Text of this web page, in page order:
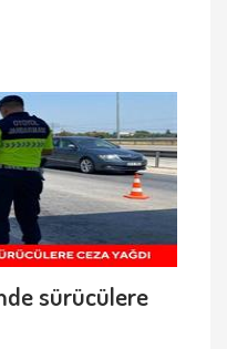
sürücülere